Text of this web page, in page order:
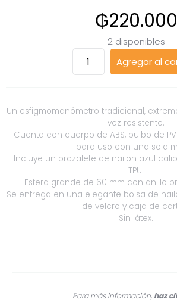
₲220.000
2 disponibles
TENSIOMETRO
ANEROIDE
ARG
cantidad
Agregar al
Un esfigmomanómetro tradicional,
vez resistente.
Cuenta con cuerpo de ABS, bulbo de
para uso con una sola
Incluye un brazalete de nailon azul
TPU.
Esfera grande de 60 mm con anillo
Se entrega en una elegante bolsa de
de velcro y caja de
Sin látex.
Para más información, haz